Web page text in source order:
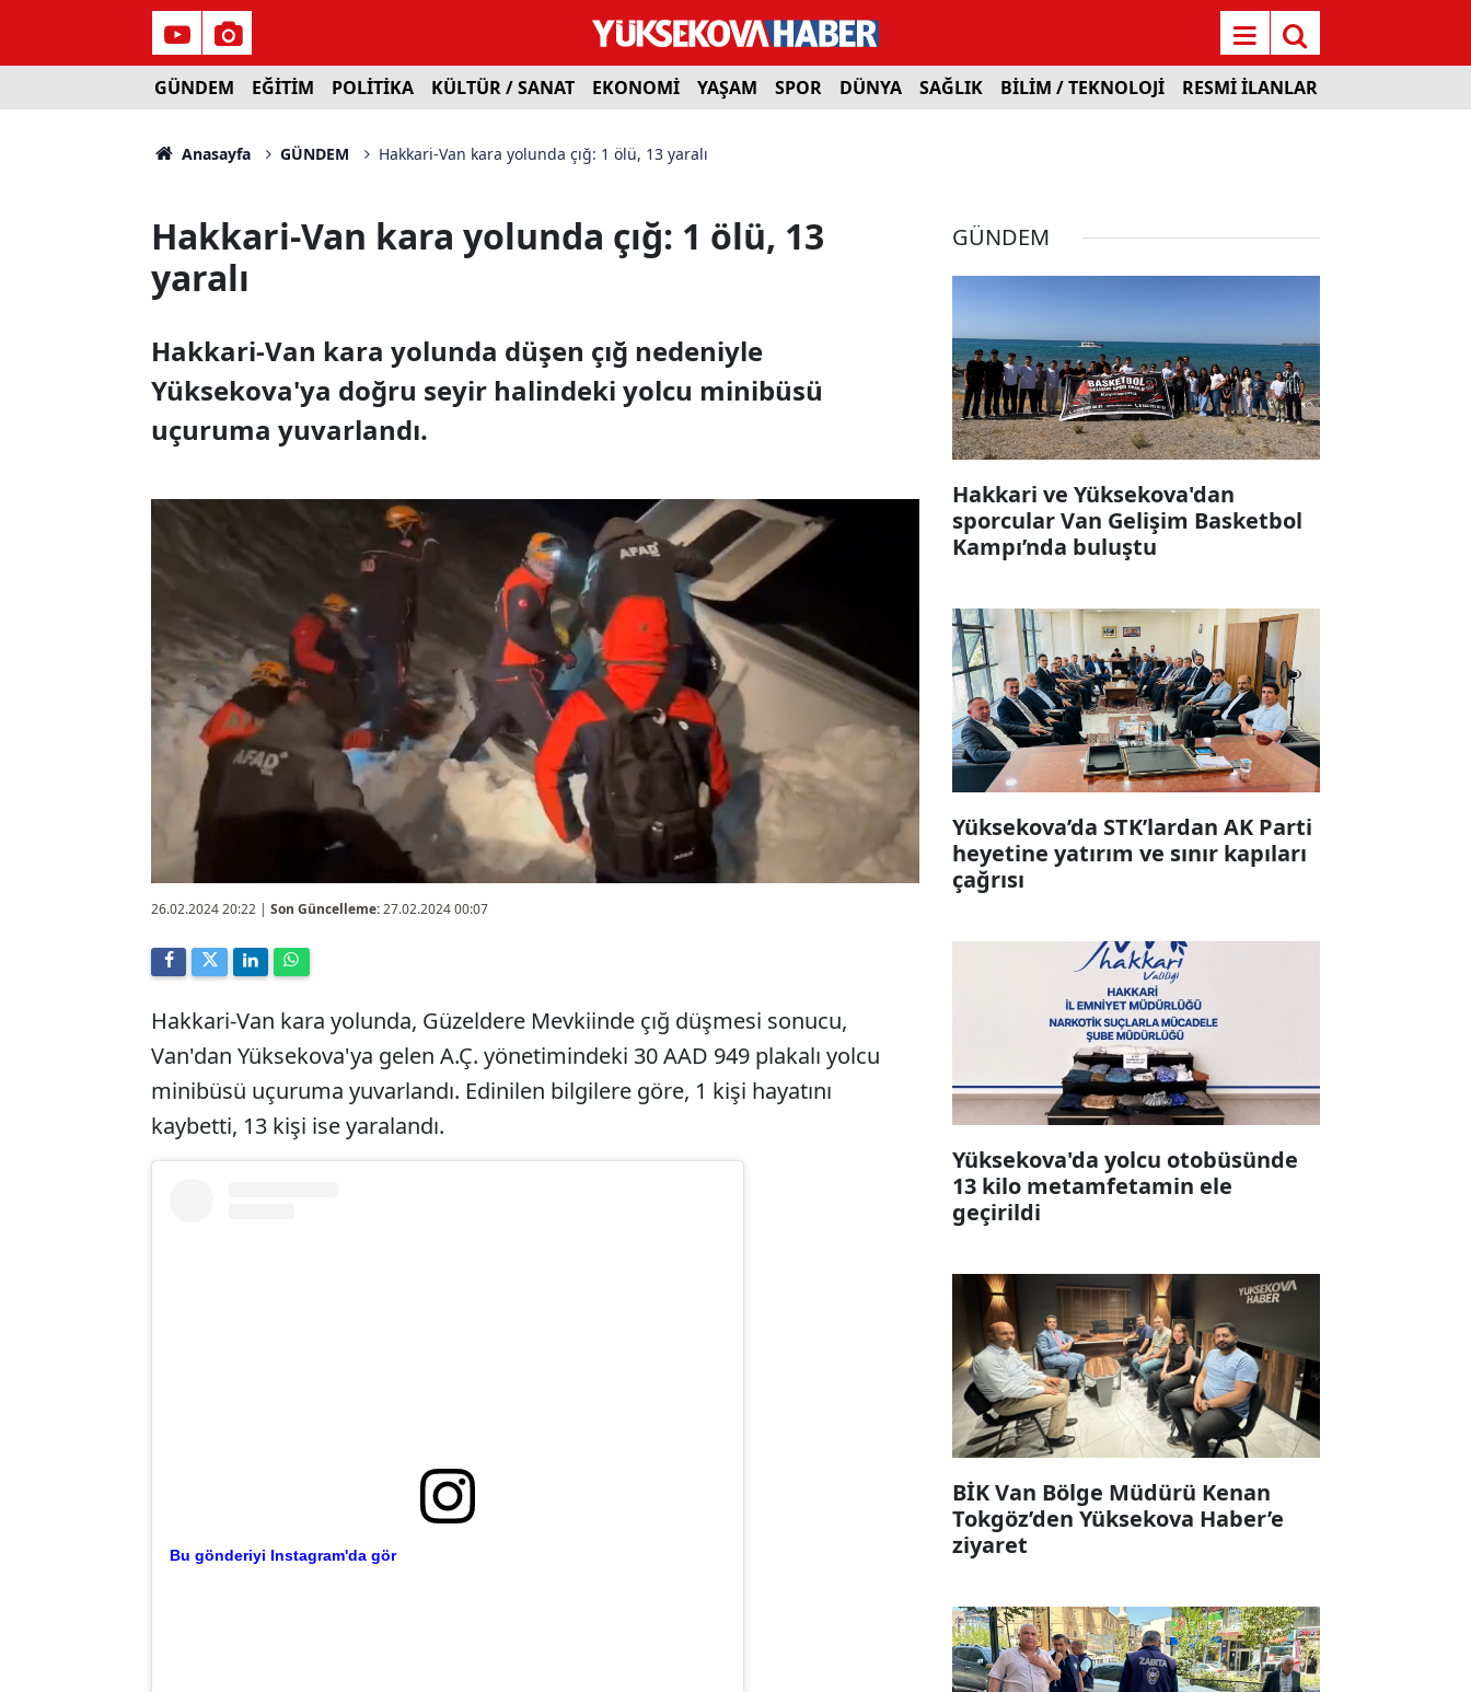
GÜNDEM EĞİTİM POLİTİKA KÜLTÜR / SANAT EKONOMİ YAŞAM SPOR DÜNYA SAĞLIK BİLİM / TEKNOLOJİ RESMİ İLANLAR
Anasayfa GÜNDEM Hakkari-Van kara yolunda çığ: 1 ölü, 13 yaralı
Hakkari-Van kara yolunda çığ: 1 ölü, 13
yaralı
Hakkari-Van kara yolunda düşen çığ nedeniyle
Yüksekova'ya doğru seyir halindeki yolcu minibüsü
uçuruma yuvarlandı.
26.02.2024 20:22 | Son Güncelleme:27.02.2024 00:07
Hakkari-Van kara yolunda, Güzeldere Mevkiinde çığ düşmesi sonucu,
Van'dan Yüksekova'ya gelen A.Ç. yönetimindeki 30 AAD 949 plakalı yolcu
minibüsü uçuruma yuvarlandı. Edinilen bilgilere göre, 1 kişi hayatını
kaybetti, 13 kişi ise yaralandı.
Bu gönderiyi Instagram'da gör
GÜNDEM
Hakkari ve Yüksekova'dan
sporcular Van Gelişim Basketbol
Kampı’nda buluştu
Yüksekova’da STK’lardan AK Parti
heyetine yatırım ve sınır kapıları
çağrısı
Yüksekova'da yolcu otobüsünde
13 kilo metamfetamin ele
geçirildi
BİK Van Bölge Müdürü Kenan
Tokgöz’den Yüksekova Haber’e
ziyaret